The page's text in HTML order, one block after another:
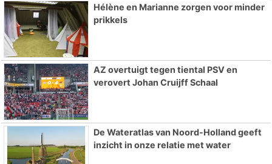
Hélène en Marianne zorgen voor minder
prikkels
AZ overtuigt tegen tiental PSV en
verovert Johan Cruijff Schaal
De Wateratlas van Noord-Holland geeft
inzicht in onze relatie met water